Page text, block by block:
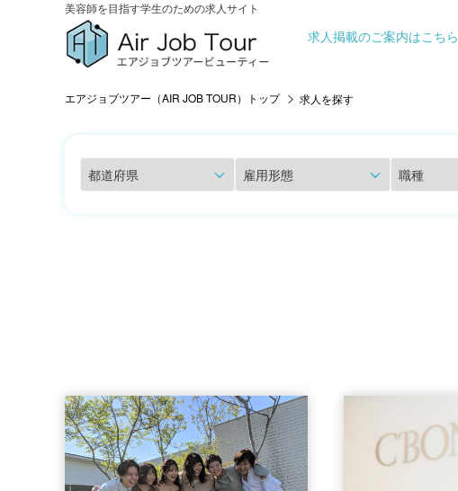
美容師を目指す学生のための求人サイト
求人掲載のご案内はこちら
エアジョブツアー（AIR JOB TOUR）トップ 求人を探す